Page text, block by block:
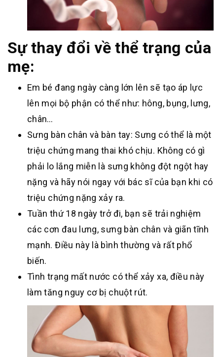
Sự thay đổi về thể trạng của
mẹ:
Em bé đang ngày càng lớn lên sẽ tạo áp lực
lên mọi bộ phận có thể như: hông, bụng, lưng,
chân…
Sưng bàn chân và bàn tay: Sưng có thể là một
triệu chứng mang thai khó chịu. Không có gì
phải lo lắng miễn là sưng không đột ngột hay
nặng và hãy nói ngay với bác sĩ của bạn khi có
triệu chứng nặng xảy ra.
Tuần thứ 18 ngày trở đi, bạn sẽ trải nghiệm
các cơn đau lưng, sưng bàn chân và giãn tĩnh
mạnh. Điều này là bình thường và rất phổ
biến.
Tình trạng mất nước có thể xảy xa, điều này
làm tăng nguy cơ bị chuột rút.